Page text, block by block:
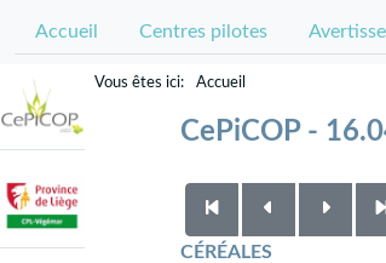
Accueil Centres pilotes
Accueil
CePiCOP -
CÉRÉALES